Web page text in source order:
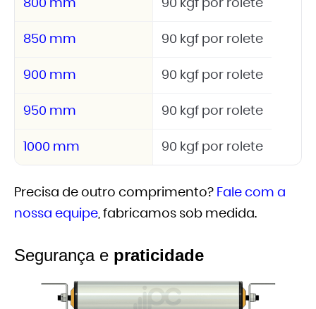
800 mm 90 kgf por rolete
850 mm 90 kgf por rolete
900 mm 90 kgf por rolete
950 mm 90 kgf por rolete
1000 mm 90 kgf por rolete
Precisa de outro comprimento? Fale com a
nossa equipe, fabricamos sob medida.
Segurança e praticidade